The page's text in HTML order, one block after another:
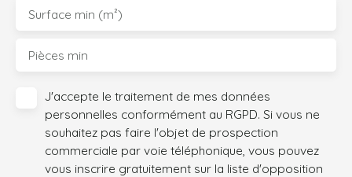
Surface min (m²)
Pièces min
J'accepte le traitement de mes données
personnelles conformément au RGPD. Si vous ne
souhaitez pas faire l'objet de prospection
commerciale par voie téléphonique, vous pouvez
vous inscrire gratuitement sur la liste d'opposition